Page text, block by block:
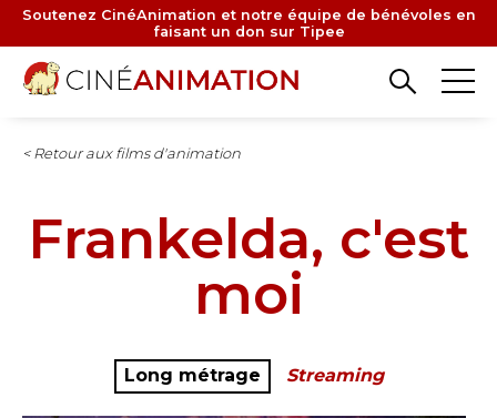
Aller
contenu
principal
Soutenez CinéAnimation et notre équipe de bénévoles en
faisant un don sur Tipee
< Retour aux films d'animation
Frankelda, c'est
moi
Long métrage Streaming